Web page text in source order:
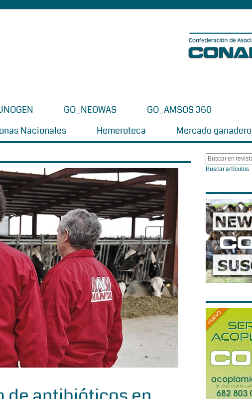
GO_NEOWAS
GO_AMSOS 360
Nacionales Hemeroteca Mercado ganadero
Buscar artículos